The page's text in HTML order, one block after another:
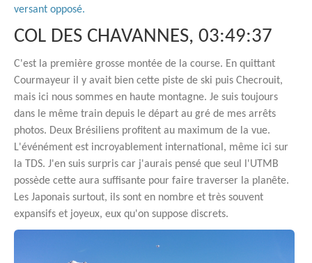
versant opposé.
COL DES CHAVANNES, 03:49:37
C'est la première grosse montée de la course. En quittant
Courmayeur il y avait bien cette piste de ski puis Checrouit,
mais ici nous sommes en haute montagne. Je suis toujours
dans le même train depuis le départ au gré de mes arrêts
photos. Deux Brésiliens profitent au maximum de la vue.
L'événément est incroyablement international, même ici sur
la TDS. J'en suis surpris car j'aurais pensé que seul l'UTMB
possède cette aura suffisante pour faire traverser la planête.
Les Japonais surtout, ils sont en nombre et très souvent
expansifs et joyeux, eux qu'on suppose discrets.